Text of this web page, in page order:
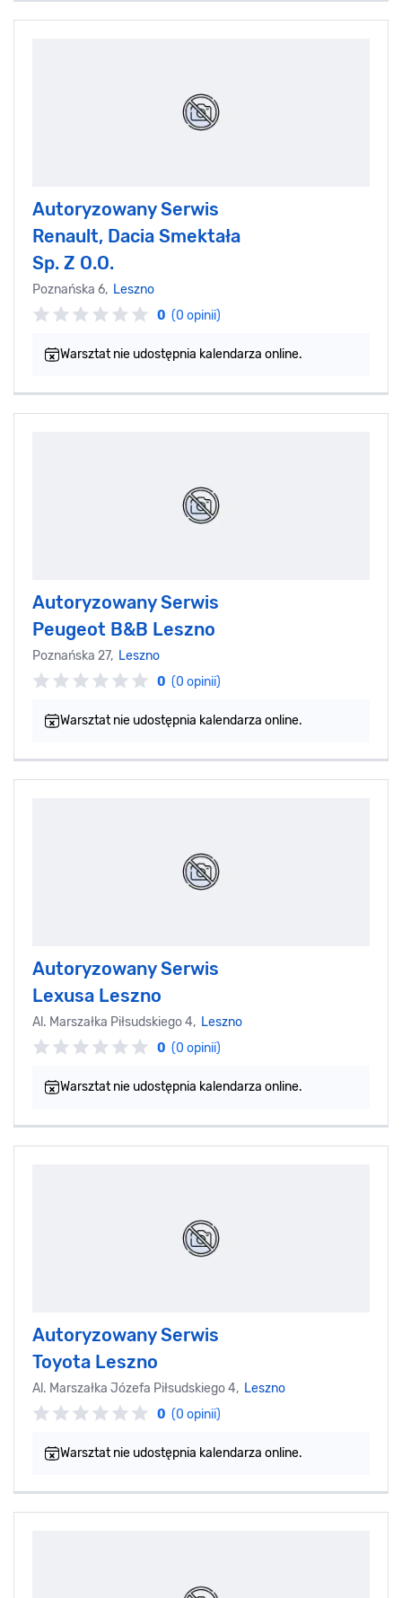
Autoryzowany Serwis
Renault, Dacia Smektała
Sp. Z O.O.
Poznańska 6, Leszno
0 (0 opinii)
Warsztat nie udostępnia kalendarza online.
Autoryzowany Serwis
Peugeot B&B Leszno
Poznańska 27, Leszno
0 (0 opinii)
Warsztat nie udostępnia kalendarza online.
Autoryzowany Serwis
Lexusa Leszno
Al. Marszałka Piłsudskiego 4, Leszno
0 (0 opinii)
Warsztat nie udostępnia kalendarza online.
Autoryzowany Serwis
Toyota Leszno
Al. Marszałka Józefa Piłsudskiego 4, Leszno
0 (0 opinii)
Warsztat nie udostępnia kalendarza online.